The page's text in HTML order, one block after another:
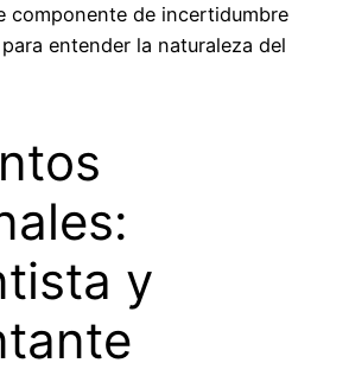
componente de incertidumbre
entender la naturaleza del
y